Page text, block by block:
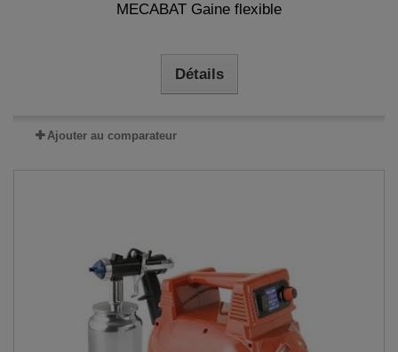
MECABAT Gaine flexible
Détails
Ajouter au comparateur